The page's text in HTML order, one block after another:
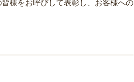
様をお呼びして表彰し、お客様への